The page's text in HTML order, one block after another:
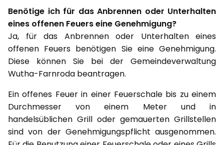
Benötige ich für das Anbrennen oder Unterhalten
eines offenen Feuers eine Genehmigung?
Ja, für das Anbrennen oder Unterhalten eines
offenen Feuers benötigen Sie eine Genehmigung.
Diese können Sie bei der Gemeindeverwaltung
Wutha-Farnroda beantragen.
Ein offenes Feuer in einer Feuerschale bis zu einem
Durchmesser von einem Meter und in
handelsüblichen Grill oder gemauerten Grillstellen
sind von der Genehmigungspflicht ausgenommen.